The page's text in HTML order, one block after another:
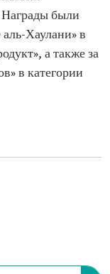
Награды были
Хаулани» в
а также за
в категории